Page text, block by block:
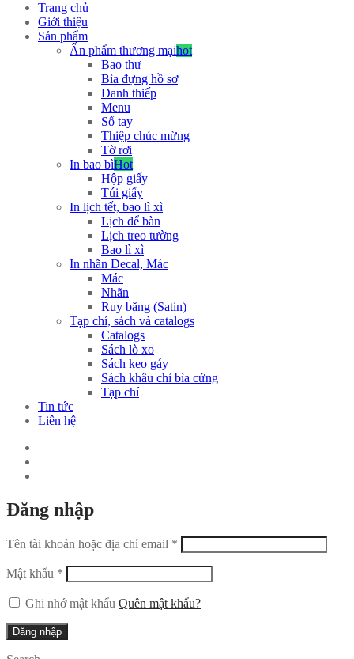
Trang chủ
Giới thiệu
Sản phẩm
Ấn phẩm thương mạihot
Bao thư
Bìa đựng hồ sơ
Danh thiếp
Menu
Sổ tay
Thiệp chúc mừng
Tờ rơi
In bao bìHot
Hộp giấy
Túi giấy
In lịch tết, bao lì xì
Lịch để bàn
Lịch treo tường
Bao lì xì
In nhãn Decal, Mác
Mác
Nhãn
Ruy băng (Satin)
Tạp chí, sách và catalogs
Catalogs
Sách lò xo
Sách keo gáy
Sách khâu chỉ bìa cứng
Tạp chí
Tin tức
Liên hệ
Đăng nhập
Tên tài khoản hoặc địa chỉ email *
Mật khẩu *
Ghi nhớ mật khẩu Quên mật khẩu?
Đăng nhập